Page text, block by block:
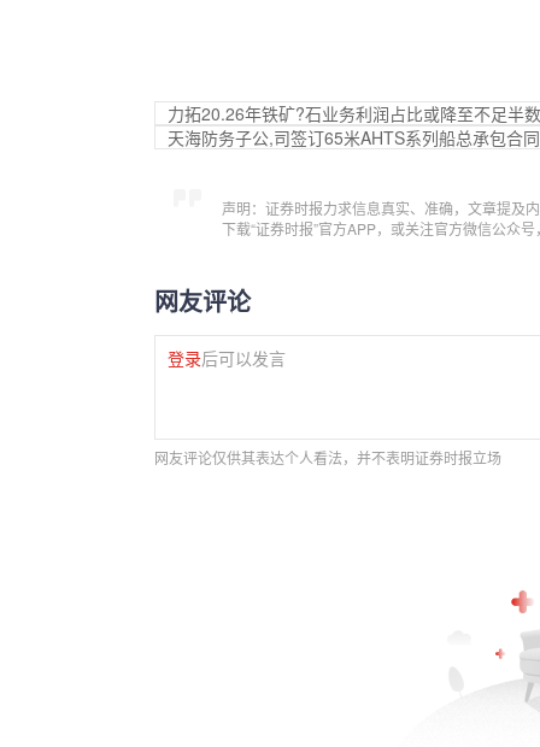
力拓20.26年铁矿?石业务利润占比或降至不足半数
天海防务子公,司签订65米AHTS系列船总承包合同
声明：证券时报力求信息真实、准确，文章提及
下载“证券时报”官方APP，或关注官方微信公众
网友评论
登录后可以发言
网友评论仅供其表达个人看法，并不表明证券时报立场